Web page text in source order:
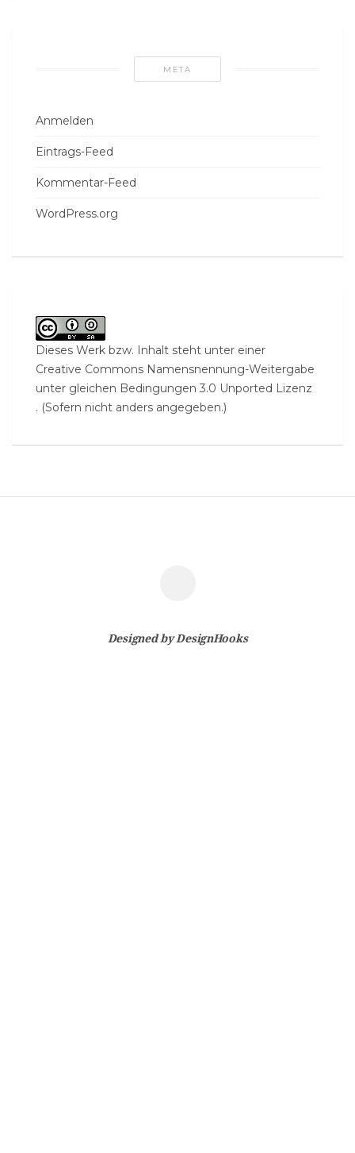
META
Anmelden
Eintrags-Feed
Kommentar-Feed
WordPress.org
Dieses Werk bzw. Inhalt steht unter einer
Creative Commons Namensnennung-Weitergabe
unter gleichen Bedingungen 3.0 Unported Lizenz
. (Sofern nicht anders angegeben.)
Designed byDesignHooks